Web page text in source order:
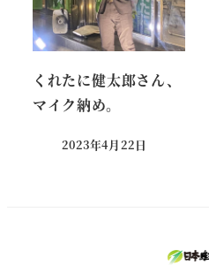
くれたに健太郎さん、
マイク納め。
投稿日
2023年4月22日